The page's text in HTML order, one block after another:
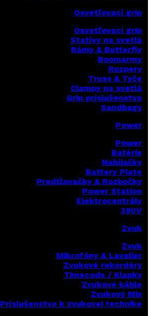
Osvetľovací grip
Osvetľovací grip
Statívy na svetlá
Rámy & Butterfly
Boomarmy
Rozpery
Truss & Tyče
Clampy na svetlá
Grip príslušenstvo
Sandbagy
Power
Power
Batérie
Nabíjačky
Battery Plate
Predlžovačky & Rozbočky
Power Station
Elektrocentrály
380V
Zvuk
Zvuk
Mikrofóny & Lavalier
Zvukové rekordéry
Timecode / Klapky
Zvukové káble
Zvukový Mix
Príslušenstvo k zvukovej technike